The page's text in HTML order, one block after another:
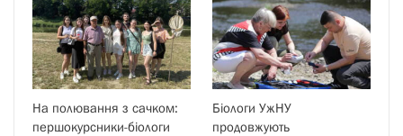
На полювання з сачком:
першокурсники-біологи
Біологи УжНУ
продовжують